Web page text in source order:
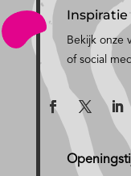
Inspiratie
Bekijk onze
of social